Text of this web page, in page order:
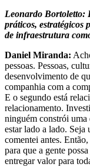
Leonardo Bortoletto:
práticos, estratégicos
de infraestrutura
Daniel Miranda:
pessoas. Pessoas,
desenvolvimento de
companhia com a
E o segundo está
relacionamento.
ninguém constrói uma
estar lado a lado. Seja
comentei antes.
para que a gente
entregar valor para